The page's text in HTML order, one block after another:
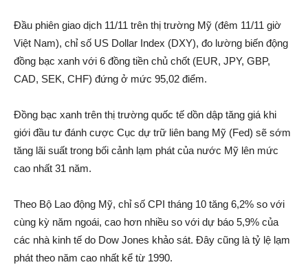
Đầu phiên giao dịch 11/11 trên thị trường Mỹ (đêm 11/11 giờ
Việt Nam), chỉ số US Dollar Index (DXY), đo lường biến động
đồng bạc xanh với 6 đồng tiền chủ chốt (EUR, JPY, GBP,
CAD, SEK, CHF) đứng ở mức 95,02 điểm.
Đồng bạc xanh trên thị trường quốc tế dồn dập tăng giá khi
giới đầu tư đánh cược Cục dự trữ liên bang Mỹ (Fed) sẽ sớm
tăng lãi suất trong bối cảnh lạm phát của nước Mỹ lên mức
cao nhất 31 năm.
Theo Bộ Lao động Mỹ, chỉ số CPI tháng 10 tăng 6,2% so với
cùng kỳ năm ngoái, cao hơn nhiều so với dự báo 5,9% của
các nhà kinh tế do Dow Jones khảo sát. Đây cũng là tỷ lệ lạm
phát theo năm cao nhất kể từ 1990.